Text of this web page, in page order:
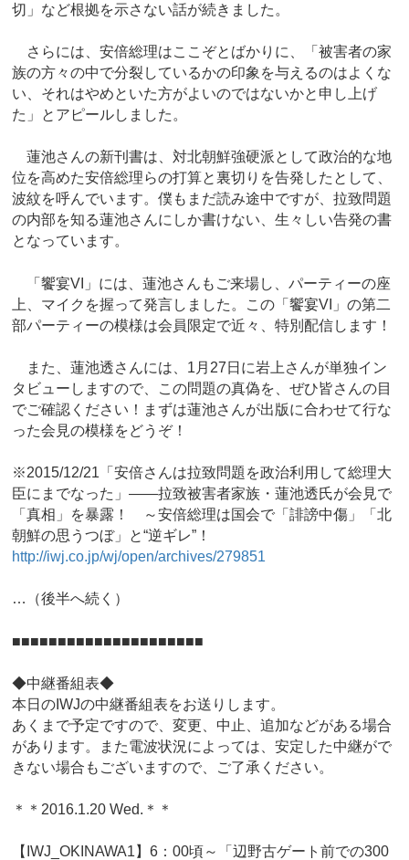
切」など根拠を示さない話が続きました。
さらには、安倍総理はここぞとばかりに、「被害者の家
族の方々の中で分裂しているかの印象を与えるのはよくな
い、それはやめといた方がよいのではないかと申し上げ
た」とアピールしました。
蓮池さんの新刊書は、対北朝鮮強硬派として政治的な地
位を高めた安倍総理らの打算と裏切りを告発したとして、
波紋を呼んでいます。僕もまだ読み途中ですが、拉致問題
の内部を知る蓮池さんにしか書けない、生々しい告発の書
となっています。
「饗宴VI」には、蓮池さんもご来場し、パーティーの座
上、マイクを握って発言しました。この「饗宴VI」の第二
部パーティーの模様は会員限定で近々、特別配信します！
また、蓮池透さんには、1月27日に岩上さんが単独イン
タビューしますので、この問題の真偽を、ぜひ皆さんの目
でご確認ください！まずは蓮池さんが出版に合わせて行な
った会見の模様をどうぞ！
※2015/12/21「安倍さんは拉致問題を政治利用して総理大
臣にまでなった」――拉致被害者家族・蓮池透氏が会見で
「真相」を暴露！ ～安倍総理は国会で「誹謗中傷」「北
朝鮮の思うつぼ」と“逆ギレ”！
http://iwj.co.jp/wj/open/archives/279851
…（後半へ続く）
■■■■■■■■■■■■■■■■■■■■■
◆中継番組表◆
本日のIWJの中継番組表をお送りします。
あくまで予定ですので、変更、中止、追加などがある場合
があります。また電波状況によっては、安定した中継がで
きない場合もございますので、ご了承ください。
＊＊2016.1.20 Wed.＊＊
【IWJ_OKINAWA1】6：00頃～「辺野古ゲート前での300